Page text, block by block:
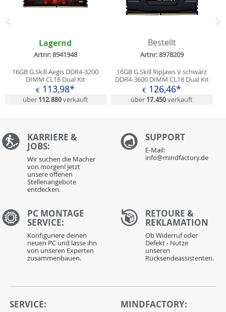
Lagernd
Artnr: 8941948
16GB G.Skill Aegis DDR4-3200
DIMM CL16 Dual Kit
€ 113,98*
über 112.880verkauft
Bestellt
Artnr: 8978209
16GB G.Skill RipJaws V schwarz
DDR4-3600 DIMM CL18 Dual Kit
€ 126,46*
über 17.450verkauft
Zurück
KARRIERE &
JOBS:
Wir suchen die Macher
von morgen! Jetzt
unsere offenen
Stellenangebote
entdecken.
SUPPORT
E-Mail:
info@mindfactory.de
PC MONTAGE
SERVICE:
Konfiguriere deinen
neuen PC und lasse ihn
von unseren Experten
zusammenbauen.
RETOURE &
REKLAMATION
Ob Widerruf oder
Defekt - Nutze
unseren
Rücksendeassistenten.
SERVICE: MINDFACTORY: